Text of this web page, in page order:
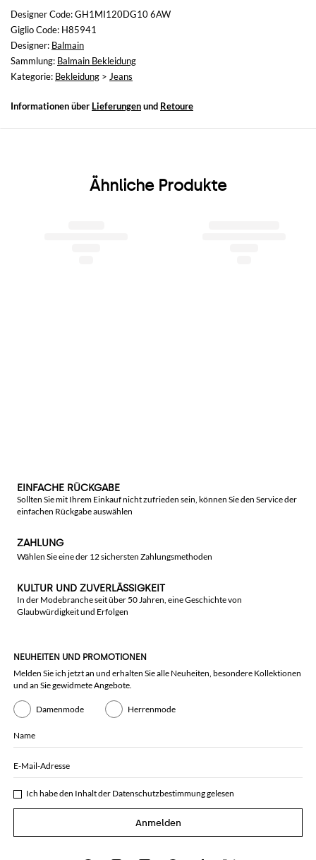
nicht verfügbar
Größe und Passform
Straight
Designer Code: GH1MI120DG10 6AW
Giglio Code: H85941
Designer: Balmain
Sammlung: Balmain Bekleidung
Kategorie: Bekleidung > Jeans
Informationen über Lieferungenund Retoure
Ähnliche Produkte
EINFACHE RÜCKGABE
Sollten Sie mit Ihrem Einkauf nicht zufrieden sein, können Sie den Service der
einfachen Rückgabe auswählen
ZAHLUNG
Wählen Sie eine der 12 sichersten Zahlungsmethoden
KULTUR UND ZUVERLÄSSIGKEIT
In der Modebranche seit über 50 Jahren, eine Geschichte von
Glaubwürdigkeit und Erfolgen
NEUHEITEN UND PROMOTIONEN
Melden Sie ich jetzt an und erhalten Sie alle Neuheiten, besondere Kollektionen
und an Sie gewidmete Angebote.
Damenmode Herrenmode
Name
E-Mail-Adresse
Ich habe den Inhalt der Datenschutzbestimmunggelesen
Anmelden